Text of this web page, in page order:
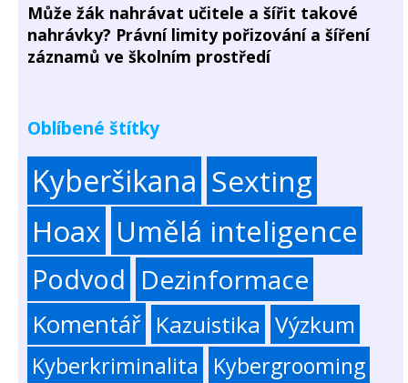
Může žák nahrávat učitele a šířit takové
nahrávky? Právní limity pořizování a šíření
záznamů ve školním prostředí
Oblíbené štítky
Kyberšikana Sexting
Hoax Umělá inteligence
Podvod Dezinformace
Komentář Kazuistika Výzkum
Kyberkriminalita Kybergrooming